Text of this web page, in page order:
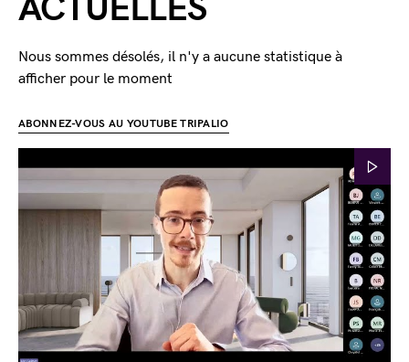
ACTUELLES
Nous sommes désolés, il n'y a aucune statistique à
afficher pour le moment
ABONNEZ-VOUS AU YOUTUBE TRIPALIO